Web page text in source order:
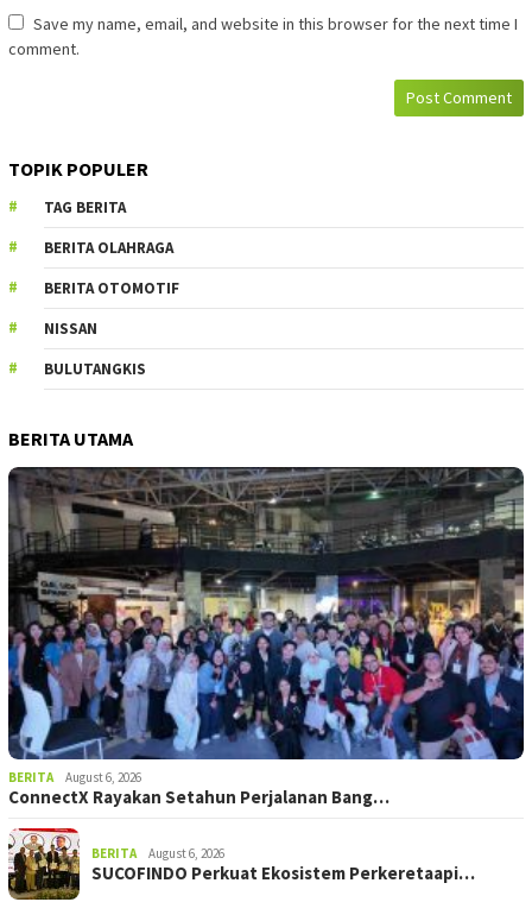
Save my name, email, and website in this browser for the next time I
comment.
TOPIK POPULER
TAG BERITA
BERITA OLAHRAGA
BERITA OTOMOTIF
NISSAN
BULUTANGKIS
BERITA UTAMA
BERITA August 6, 2026
ConnectX Rayakan Setahun Perjalanan Bang…
BERITA August 6, 2026
SUCOFINDO Perkuat Ekosistem Perkeretaapi…